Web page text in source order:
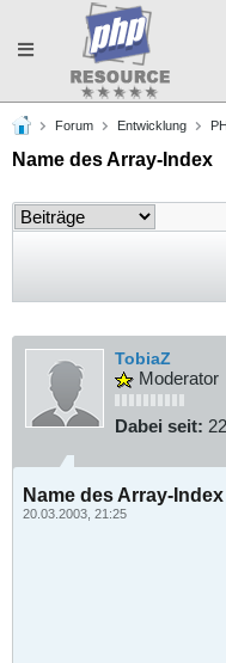
Toggle
navigation
Forum Entwicklung
Name des Array-Index
TobiaZ
Moderator
Dabei seit:
Name des Array-Index
20.03.2003, 21:25